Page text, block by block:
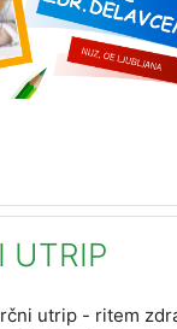
UTRIP
utrip - ritem